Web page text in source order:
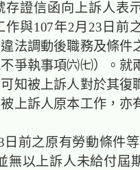
存證信函向上訴人表
作與107年2月23日前
法調動後職務及條件
爭執事項㈥㈦）。就
知被上訴人對於其復
上訴人原本工作，亦
之原有勞動條件等
無以上訴人未給付屆